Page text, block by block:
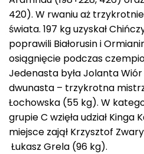
420). W rwaniu aż
świata. 197 kg uzyskał
poprawili Białorusin i
osiągnięcie podczas
Jedenasta była Jolanta
dwunasta – trzykrotna
Łochowska (55 kg). W
grupie C wzięła udział Kinga
miejsce zajął Krzysztof
Łukasz Grela (96 kg).